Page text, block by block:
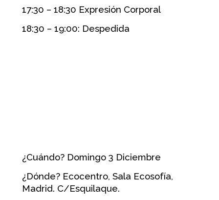
17:30 – 18:30 Expresión Corporal
18:30 – 19:00: Despedida
¿Cuándo? Domingo 3 Diciembre
¿Dónde? Ecocentro, Sala Ecosofía,
Madrid. C/Esquilaque.